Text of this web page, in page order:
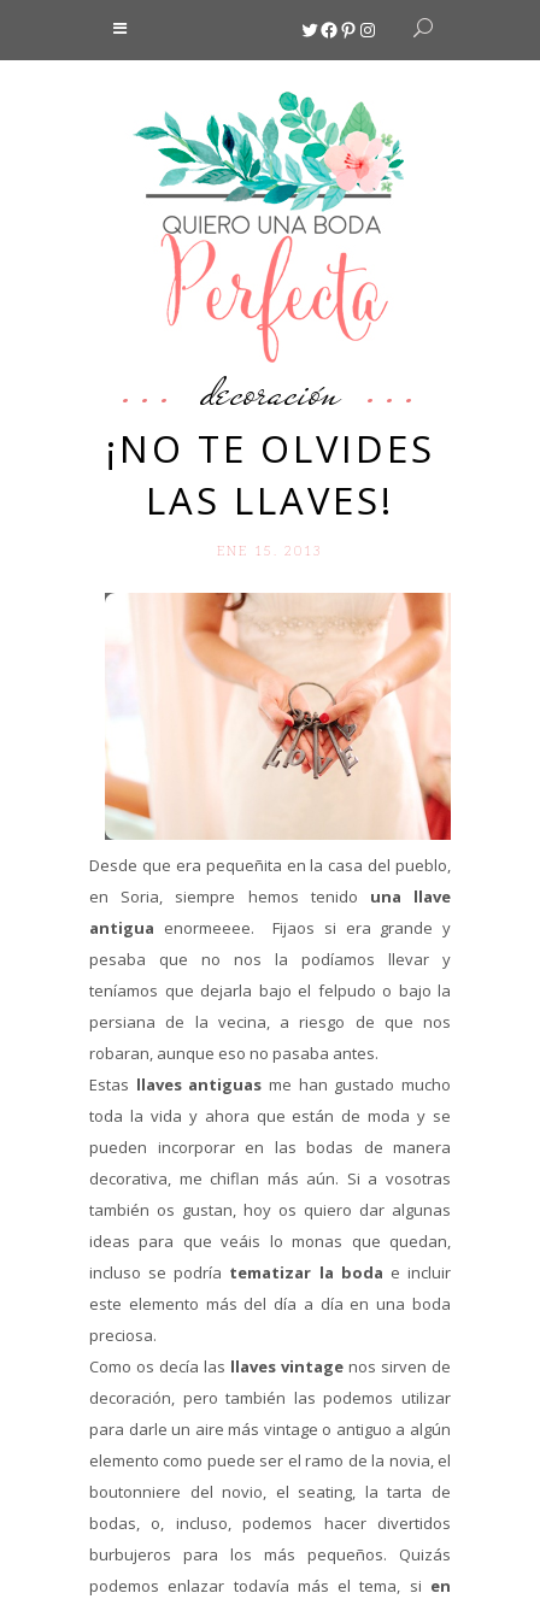
Twitter
Facebook
Pinterest
Instagram
decoración
¡NO TE OLVIDES
LAS LLAVES!
ENE 15. 2013
Desde que era pequeñita en la casa del pueblo,
en Soria, siempre hemos tenido una llave
antigua enormeeee. Fijaos si era grande y
pesaba que no nos la podíamos llevar y
teníamos que dejarla bajo el felpudo o bajo la
persiana de la vecina, a riesgo de que nos
robaran, aunque eso no pasaba antes.
Estas llaves antiguasme han gustado mucho
toda la vida y ahora que están de moda y se
pueden incorporar en las bodas de manera
decorativa, me chiflan más aún. Si a vosotras
también os gustan, hoy os quiero dar algunas
ideas para que veáis lo monas que quedan,
incluso se podría tematizar la boda e incluir
este elemento más del día a día en una boda
preciosa.
Como os decía las llaves vintage nos sirven de
decoración, pero también las podemos utilizar
para darle un aire más vintage o antiguo a algún
elemento como puede ser el ramo de la novia, el
boutonniere del novio, el seating, la tarta de
bodas, o, incluso, podemos hacer divertidos
burbujeros para los más pequeños. Quizás
podemos enlazar todavía más el tema, si en